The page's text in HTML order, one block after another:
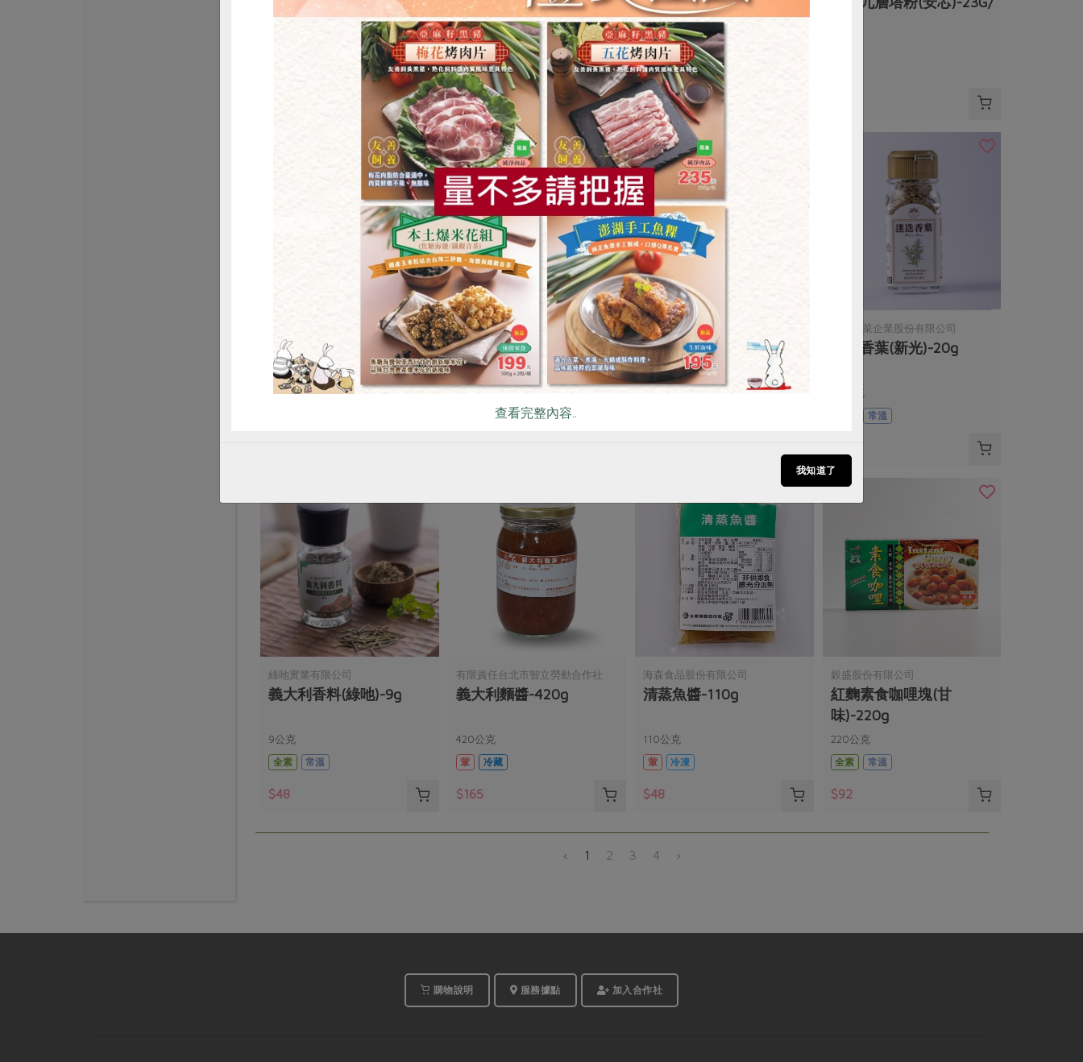
聚)-20g/包
聚)-20g/包
20公克/包
全素
常溫
$77
聚)-50g/瓶
50公克
全素
常溫
$255
安芯食品社會企業有限公司
有機台灣辣椒粉(安
芯)-28G/瓶
28公克
社團法人嘉義縣布袋嘴文化協會
洲南鹽選組合-鹽花+藻鹽
鹽花 - 40公克/瓶, 藻鹽 - 100公克/
常溫 預購
新光洋菜企業股份有限公司
月桂葉(新光)-4g
新光洋菜企業股份有限公司
迷迭香葉(新光)-20g
20公克
常溫
綠吔實業有限公司
義大利香料(綠吔)-9g
9公克
全素
常溫
$48
有限責任台北市智立勞動合作社
義大利麵醬-420g
420公克
葷
冷藏
$165
海森食品股份有限公司
清蒸魚醬-110g
110公克
葷
冷凍
$48
穀盛股份有限公司
紅麴素食咖哩塊(甘
味)-220g
220公克
全素
常溫
$92
‹ 1 2 3 4 ›
購物說明 服務據點 加入合作社
惜食 RPET 食譜 減硝酸鹽 雞蛋 食安 共同購買
查看完整內容..
我知道了